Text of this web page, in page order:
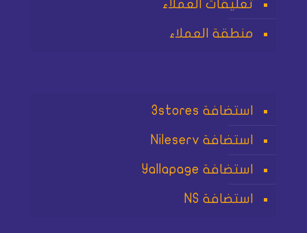
تعليقات العملاء
منطقة العملاء
استضافة 3stores
استضافة Nileserv
استضافة Yallapage
استضافة NS